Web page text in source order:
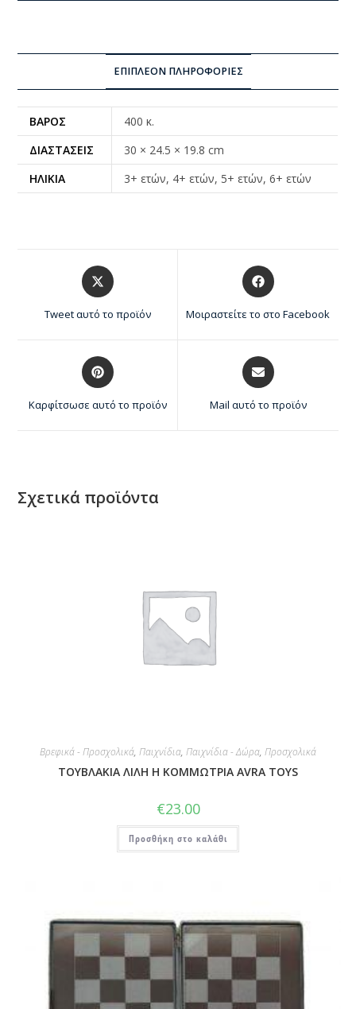
ΕΠΙΠΛΈΟΝ ΠΛΗΡΟΦΟΡΊΕΣ
ΒΆΡΟΣ
400 κ.
ΔΙΑΣΤΆΣΕΙΣ
30 × 24.5 × 19.8 cm
ΗΛΙΚΊΑ
3+ ετών, 4+ ετών, 5+ ετών, 6+ ετών
Tweet αυτό το προϊόν Μοιραστείτε το στο Facebook
Καρφίτσωσε αυτό το προϊόν Mail αυτό το προϊόν
Σχετικά προϊόντα
Βρεφικά - Προσχολικά, Παιχνίδια, Παιχνίδια - Δώρα, Προσχολικά
ΤΟΥΒΛΑΚΙΑ ΛΙΛΗ Η ΚΟΜΜΩΤΡΙΑ AVRA TOYS
€23.00
Προσθήκη στο καλάθι